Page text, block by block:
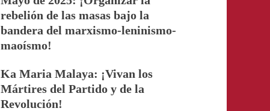
rebelión de las masas bajo la
bandera del marxismo-leninismo-
maoísmo!
Ka Maria Malaya: ¡Vivan los
Mártires del Partido y de la
Revolución!